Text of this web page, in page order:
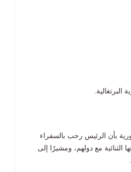
بأن الرئيس رحب بالسفراء
الثنائية مع دولهم، ومشيرًا إلى